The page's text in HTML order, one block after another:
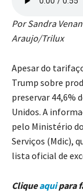
Por Sandra
Araujo/Trilux
Apesar do
Trump sobre
preservar 44,6%
Unidos. A
pelo Ministério
Serviços (Mdic),
lista oficial de
Cliqueaquipara